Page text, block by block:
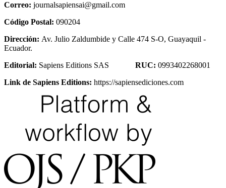
Correo: journalsapiensai@gmail.com
Código Postal: 090204
Dirección: Av. Julio Zaldumbide y Calle 474 S-O, Guayaquil -
Ecuador.
Editorial: Sapiens Editions SAS RUC: 0993402268001
Link de Sapiens Editions: https://sapiensediciones.com